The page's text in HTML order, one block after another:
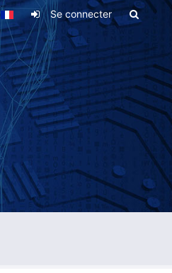
Se connecter